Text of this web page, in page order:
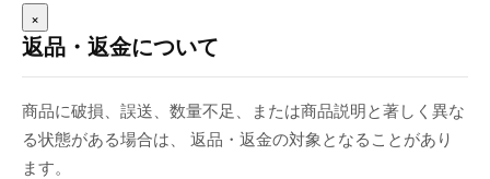
×
返品・返金について
商品に破損、誤送、数量不足、または商品説明と著しく異な
る状態がある場合は、 返品・返金の対象となることがあり
ます。